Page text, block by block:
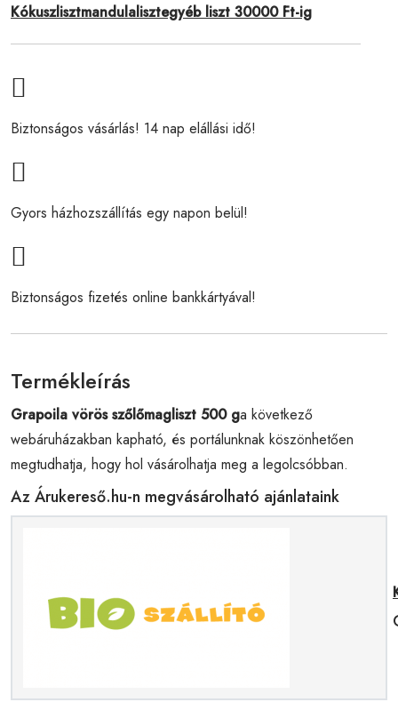
Kókuszlisztmandulalisztegyéb liszt 30000 Ft-ig
Biztonságos vásárlás! 14 nap elállási idő!
Gyors házhozszállítás egy napon belül!
Biztonságos fizetés online bankkártyával!
Termékleírás
Grapoila vörös szőlőmagliszt 500 ga következő
webáruházakban kapható, és portálunknak köszönhetően
megtudhatja, hogy hol vásárolhatja meg a legolcsóbban.
Az Árukereső.hu-n megvásárolható ajánlataink